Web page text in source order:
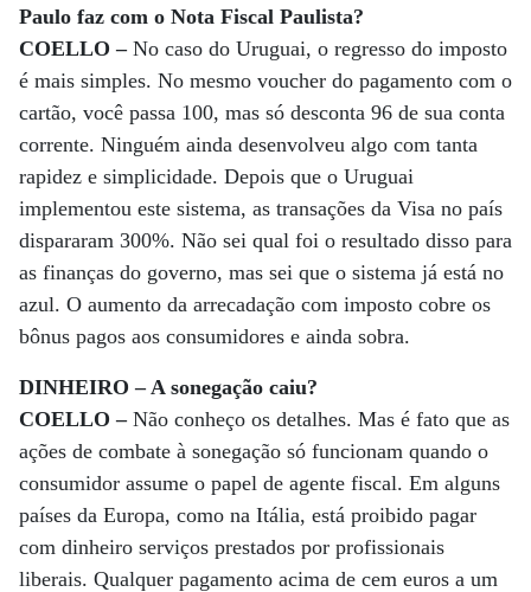
Paulo faz com o Nota Fiscal Paulista?
COELLO – No caso do Uruguai, o regresso do imposto
é mais simples. No mesmo voucher do pagamento com o
cartão, você passa 100, mas só desconta 96 de sua conta
corrente. Ninguém ainda desenvolveu algo com tanta
rapidez e simplicidade. Depois que o Uruguai
implementou este sistema, as transações da Visa no país
dispararam 300%. Não sei qual foi o resultado disso para
as finanças do governo, mas sei que o sistema já está no
azul. O aumento da arrecadação com imposto cobre os
bônus pagos aos consumidores e ainda sobra.
DINHEIRO – A sonegação caiu?
COELLO – Não conheço os detalhes. Mas é fato que as
ações de combate à sonegação só funcionam quando o
consumidor assume o papel de agente fiscal. Em alguns
países da Europa, como na Itália, está proibido pagar
com dinheiro serviços prestados por profissionais
liberais. Qualquer pagamento acima de cem euros a um